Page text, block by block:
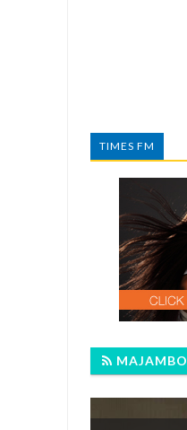
TIMES FM
MAJAMBO